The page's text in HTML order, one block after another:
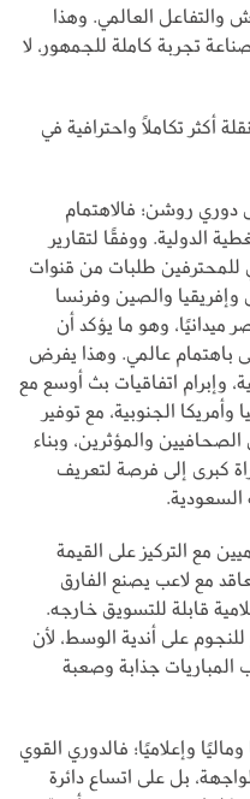
والتفاعل العالمي. وهذا
تجربة كاملة للجمهور، لا
أكثر تكاملاً واحترافية في
دوري روشن؛ فالاهتمام
الدولية. ووفقًا لتقارير
للمحترفين طلبات من قنوات
وإفريقيا والصين وفرنسا
ميدانيًا، وهو ما يؤكد أن
باهتمام عالمي. وهذا يفرض
وإبرام اتفاقيات بث أوسع مع
الجنوبية، مع توفير
والمؤثرين، وبناء
كبرى إلى فرصة لتعريف
السعودية.
مع التركيز على القيمة
مع لاعب يصنع الفارق
قابلة للتسويق خارجه.
على أندية الوسط، لأن
المباريات جذابة وصعبة
وإعلاميًا؛ فالدوري القوي
بل على اتساع دائرة